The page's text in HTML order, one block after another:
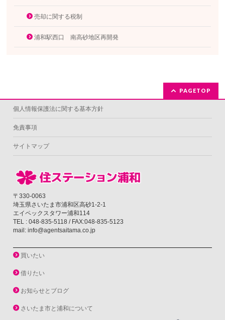
売却に関する税制
浦和駅西口 南高砂地区再開発
PAGETOP
個人情報保護法に関する基本方針
免責事項
サイトマップ
〒330-0063
埼玉県さいたま市浦和区高砂1-2-1
エイペックスタワー浦和114
TEL : 048-835-5118 / FAX:048-835-5123
mail: info@agentsaitama.co.jp
買いたい
借りたい
お知らせとブログ
さいたま市と浦和について